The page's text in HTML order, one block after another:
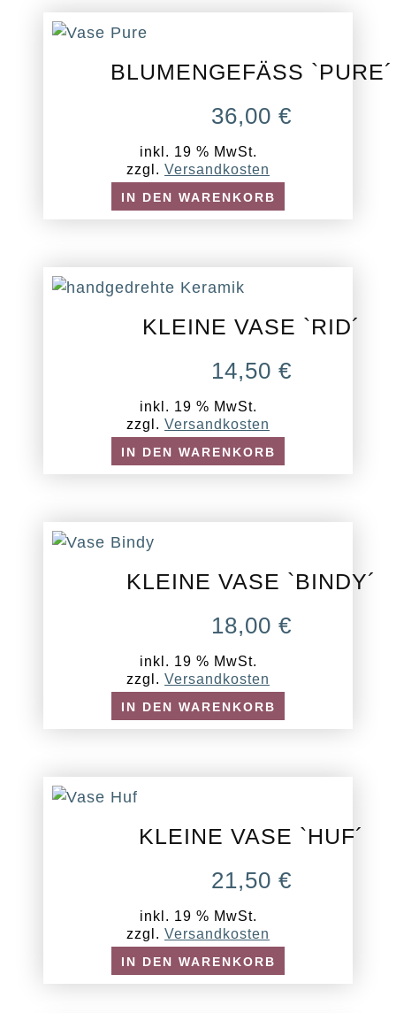
BLUMENGEFÄSS `PURE´
36,00 €
inkl. 19 % MwSt.
zzgl. Versandkosten
IN DEN WARENKORB
KLEINE VASE `RID´
14,50 €
inkl. 19 % MwSt.
zzgl. Versandkosten
IN DEN WARENKORB
KLEINE VASE `BINDY´
18,00 €
inkl. 19 % MwSt.
zzgl. Versandkosten
IN DEN WARENKORB
KLEINE VASE `HUF´
21,50 €
inkl. 19 % MwSt.
zzgl. Versandkosten
IN DEN WARENKORB